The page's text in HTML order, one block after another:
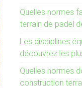
Quelles normes
terrain de padel
Les disciplines
découvrez les
Quelles normes
construction